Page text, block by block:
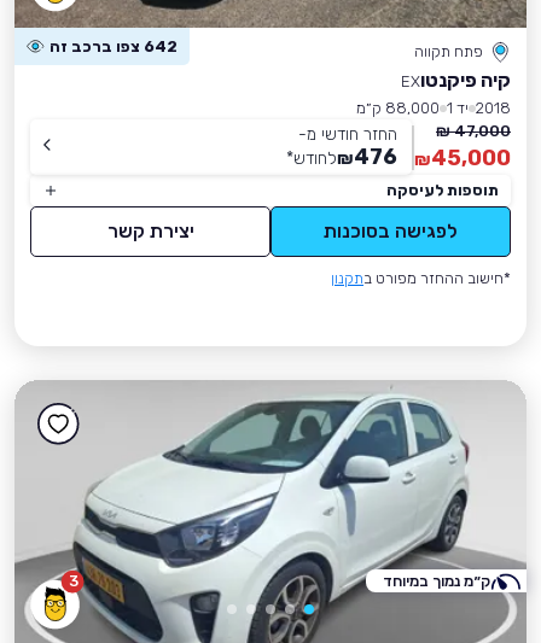
פתח תקווה 642 צפו ברכב זה
קיה פיקנטוEX
2018 יד 1
88,000 ק״מ
47,000 ₪
45,000
₪
החזר חודשי מ-
476
₪לחודש*
תוספות לעיסקה
לפגישה בסוכנות יצירת קשר
*חישוב ההחזר מפורט בתקנון
3 ק״מ נמוך במיוחד